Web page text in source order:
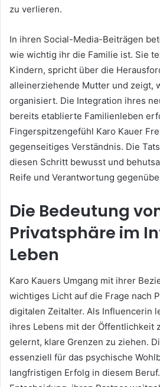
zu verlieren.
In ihren Social-Media-Beiträgen
wie wichtig ihr die Familie ist. Sie
Kindern, spricht über die
alleinerziehende Mutter und zeigt,
organisiert. Die Integration ihres
bereits etablierte Familienleben
Fingerspitzengefühl Karo Kauer
gegenseitiges Verständnis. Die
diesen Schritt bewusst und
Reife und Verantwortung
Die Bedeutung
Privatsphäre im
Leben
Karo Kauers Umgang mit ihrer
wichtiges Licht auf die Frage nach
digitalen Zeitalter. Als Influencerin
ihres Lebens mit der Öffentlichkeit
gelernt, klare Grenzen zu ziehen.
essenziell für das psychische
langfristigen Erfolg in diesem